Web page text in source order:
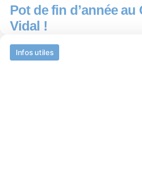
Pot de fin d’année au
Vidal !
Infos utiles